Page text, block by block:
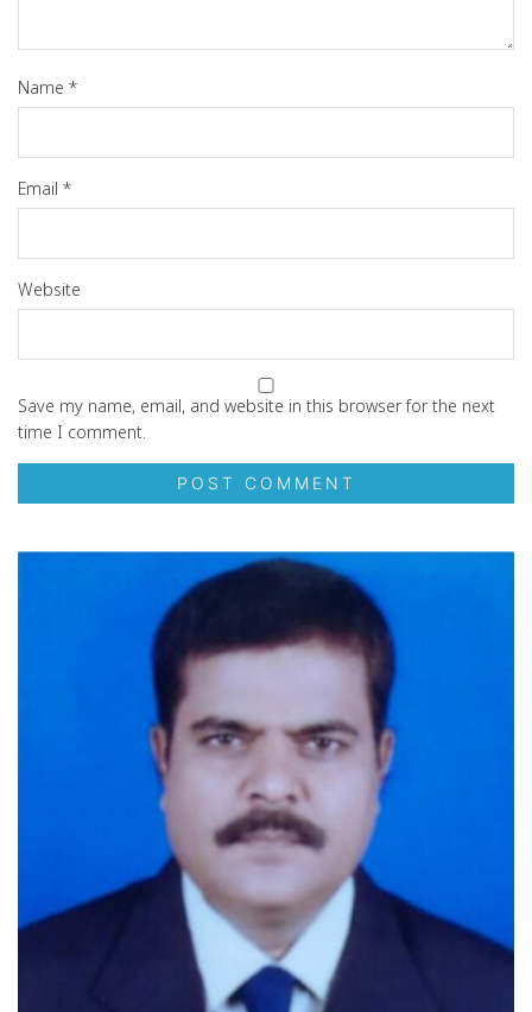
Name *
Email *
Website
Save my name, email, and website in this browser for the next
time I comment.